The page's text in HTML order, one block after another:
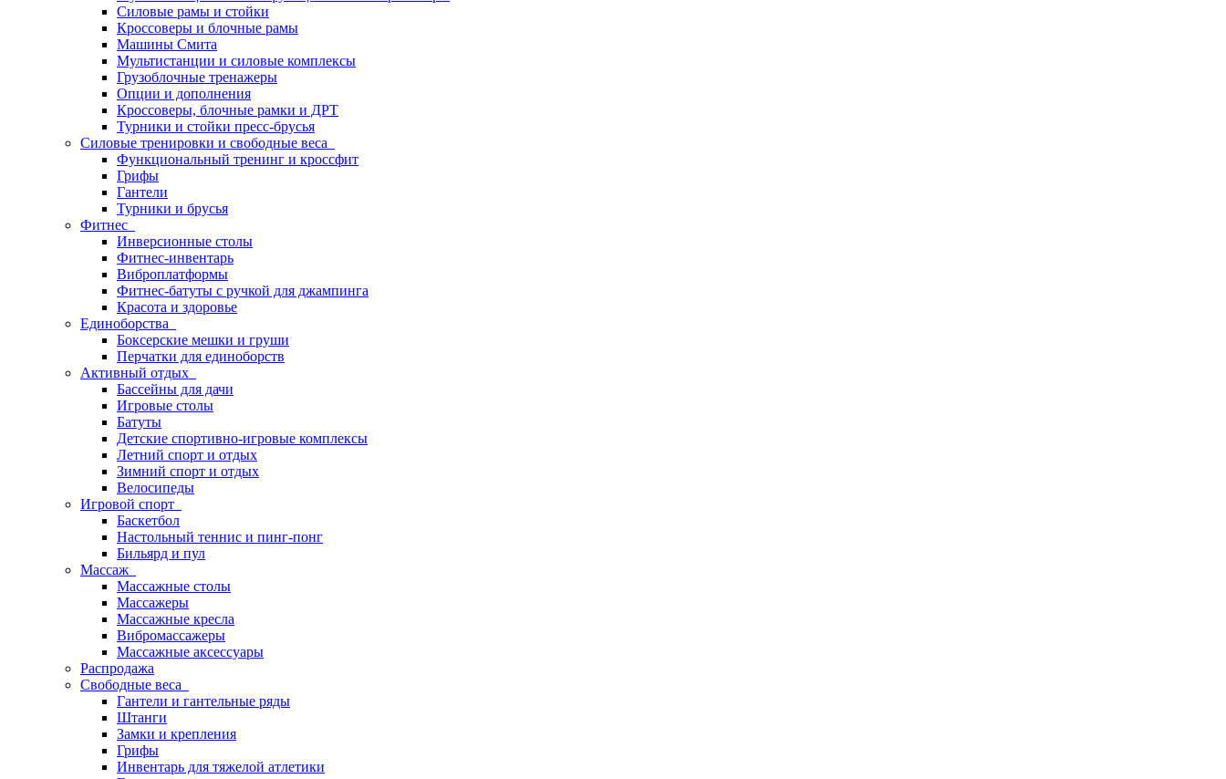
Силовые рамы и стойки
Кроссоверы и блочные рамы
Машины Смита
Мультистанции и силовые комплексы
Грузоблочные тренажеры
Опции и дополнения
Кроссоверы, блочные рамки и ДРТ
Турники и стойки пресс-брусья
Силовые тренировки и свободные веса
Функциональный тренинг и кроссфит
Грифы
Гантели
Турники и брусья
Фитнес
Инверсионные столы
Фитнес-инвентарь
Виброплатформы
Фитнес-батуты с ручкой для джампинга
Красота и здоровье
Единоборства
Боксерские мешки и груши
Перчатки для единоборств
Активный отдых
Бассейны для дачи
Игровые столы
Батуты
Детские спортивно-игровые комплексы
Летний спорт и отдых
Зимний спорт и отдых
Велосипеды
Игровой спорт
Баскетбол
Настольный теннис и пинг-понг
Бильярд и пул
Массаж
Массажные столы
Массажеры
Массажные кресла
Вибромассажеры
Массажные аксессуары
Распродажа
Свободные веса
Гантели и гантельные ряды
Штанги
Замки и крепления
Грифы
Инвентарь для тяжелой атлетики